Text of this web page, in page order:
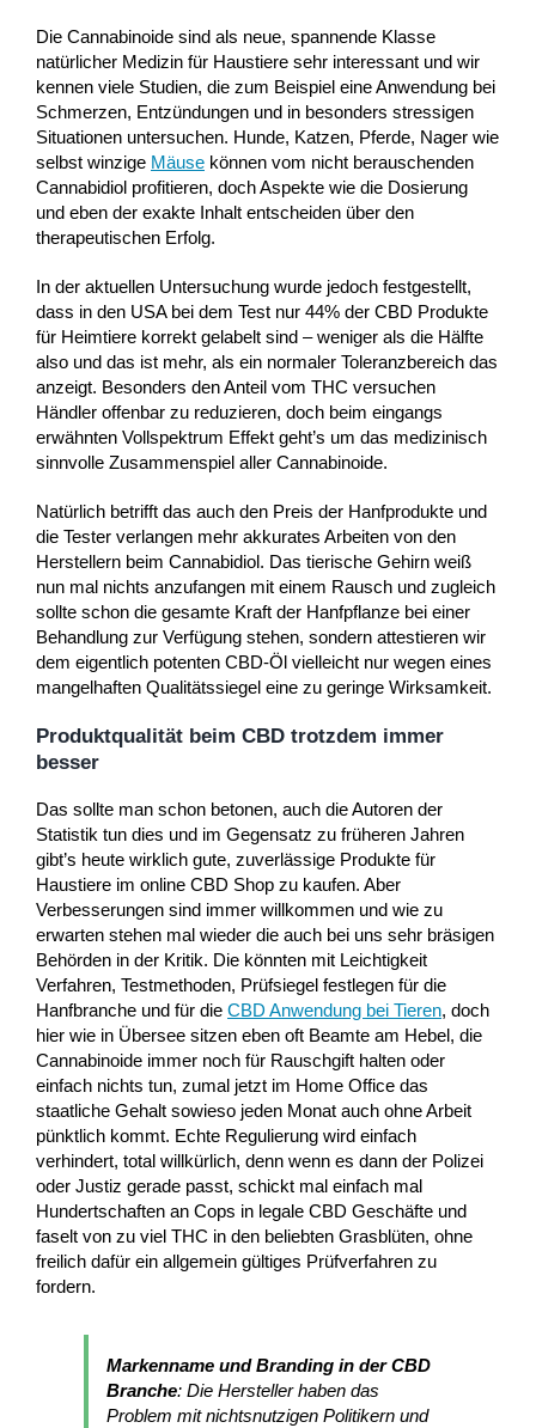
Die Cannabinoide sind als neue, spannende Klasse
natürlicher Medizin für Haustiere sehr interessant und wir
kennen viele Studien, die zum Beispiel eine Anwendung bei
Schmerzen, Entzündungen und in besonders stressigen
Situationen untersuchen. Hunde, Katzen, Pferde, Nager wie
selbst winzige Mäuse können vom nicht berauschenden
Cannabidiol profitieren, doch Aspekte wie die Dosierung
und eben der exakte Inhalt entscheiden über den
therapeutischen Erfolg.
In der aktuellen Untersuchung wurde jedoch festgestellt,
dass in den USA bei dem Test nur 44% der CBD Produkte
für Heimtiere korrekt gelabelt sind – weniger als die Hälfte
also und das ist mehr, als ein normaler Toleranzbereich das
anzeigt. Besonders den Anteil vom THC versuchen
Händler offenbar zu reduzieren, doch beim eingangs
erwähnten Vollspektrum Effekt geht’s um das medizinisch
sinnvolle Zusammenspiel aller Cannabinoide.
Natürlich betrifft das auch den Preis der Hanfprodukte und
die Tester verlangen mehr akkurates Arbeiten von den
Herstellern beim Cannabidiol. Das tierische Gehirn weiß
nun mal nichts anzufangen mit einem Rausch und zugleich
sollte schon die gesamte Kraft der Hanfpflanze bei einer
Behandlung zur Verfügung stehen, sondern attestieren wir
dem eigentlich potenten CBD-Öl vielleicht nur wegen eines
mangelhaften Qualitätssiegel eine zu geringe Wirksamkeit.
Produktqualität beim CBD trotzdem immer
besser
Das sollte man schon betonen, auch die Autoren der
Statistik tun dies und im Gegensatz zu früheren Jahren
gibt’s heute wirklich gute, zuverlässige Produkte für
Haustiere im online CBD Shop zu kaufen. Aber
Verbesserungen sind immer willkommen und wie zu
erwarten stehen mal wieder die auch bei uns sehr bräsigen
Behörden in der Kritik. Die könnten mit Leichtigkeit
Verfahren, Testmethoden, Prüfsiegel festlegen für die
Hanfbranche und für die CBD Anwendung bei Tieren, doch
hier wie in Übersee sitzen eben oft Beamte am Hebel, die
Cannabinoide immer noch für Rauschgift halten oder
einfach nichts tun, zumal jetzt im Home Office das
staatliche Gehalt sowieso jeden Monat auch ohne Arbeit
pünktlich kommt. Echte Regulierung wird einfach
verhindert, total willkürlich, denn wenn es dann der Polizei
oder Justiz gerade passt, schickt mal einfach mal
Hundertschaften an Cops in legale CBD Geschäfte und
faselt von zu viel THC in den beliebten Grasblüten, ohne
freilich dafür ein allgemein gültiges Prüfverfahren zu
fordern.
Markenname und Branding in der CBD
Branche: Die Hersteller haben das
Problem mit nichtsnutzigen Politikern und